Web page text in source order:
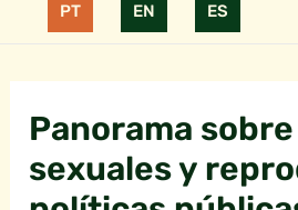
PT EN ES
Panorama
sexuales y